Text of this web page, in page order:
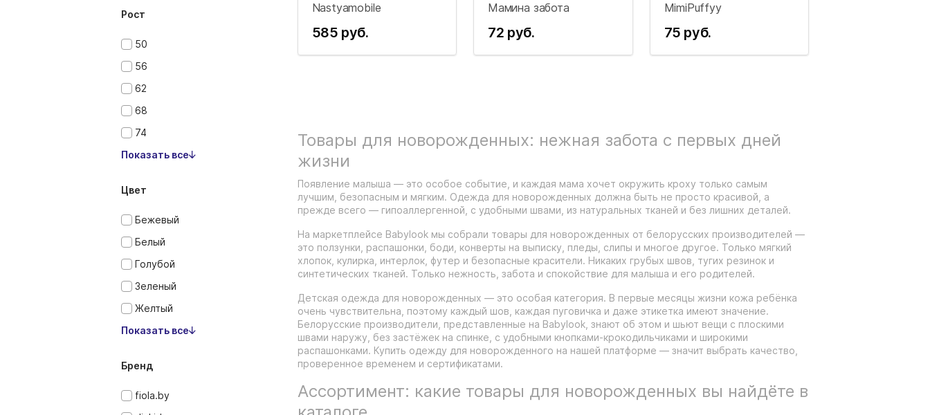
Рост
50
56
62
68
74
Показать все
Цвет
Бежевый
Белый
Голубой
Зеленый
Желтый
Показать все
Бренд
fiola.by
Nastyamobile
585 руб.
Мамина забота
72 руб.
MimiPuffyy
75 руб.
Товары для новорожденных: нежная забота с первых дней
жизни
Появление малыша — это особое событие, и каждая мама хочет окружить кроху только самым
лучшим, безопасным и мягким. Одежда для новорожденных должна быть не просто красивой, а
прежде всего — гипоаллергенной, с удобными швами, из натуральных тканей и без лишних деталей.
На маркетплейсе Babylook мы собрали товары для новорожденных от белорусских производителей —
это ползунки, распашонки, боди, конверты на выписку, пледы, слипы и многое другое. Только мягкий
хлопок, кулирка, интерлок, футер и безопасные красители. Никаких грубых швов, тугих резинок и
синтетических тканей. Только нежность, забота и спокойствие для малыша и его родителей.
Детская одежда для новорожденных — это особая категория. В первые месяцы жизни кожа ребёнка
очень чувствительна, поэтому каждый шов, каждая пуговичка и даже этикетка имеют значение.
Белорусские производители, представленные на Babylook, знают об этом и шьют вещи с плоскими
швами наружу, без застёжек на спинке, с удобными кнопками-крокодильчиками и широкими
распашонками. Купить одежду для новорожденного на нашей платформе — значит выбрать качество,
проверенное временем и сертификатами.
Ассортимент: какие товары для новорожденных вы найдёте в